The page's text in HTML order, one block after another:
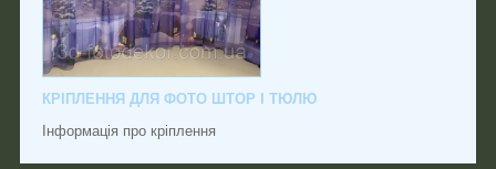
КРІПЛЕННЯ ДЛЯ ФОТО ШТОР І ТЮЛЮ
Інформація про кріплення